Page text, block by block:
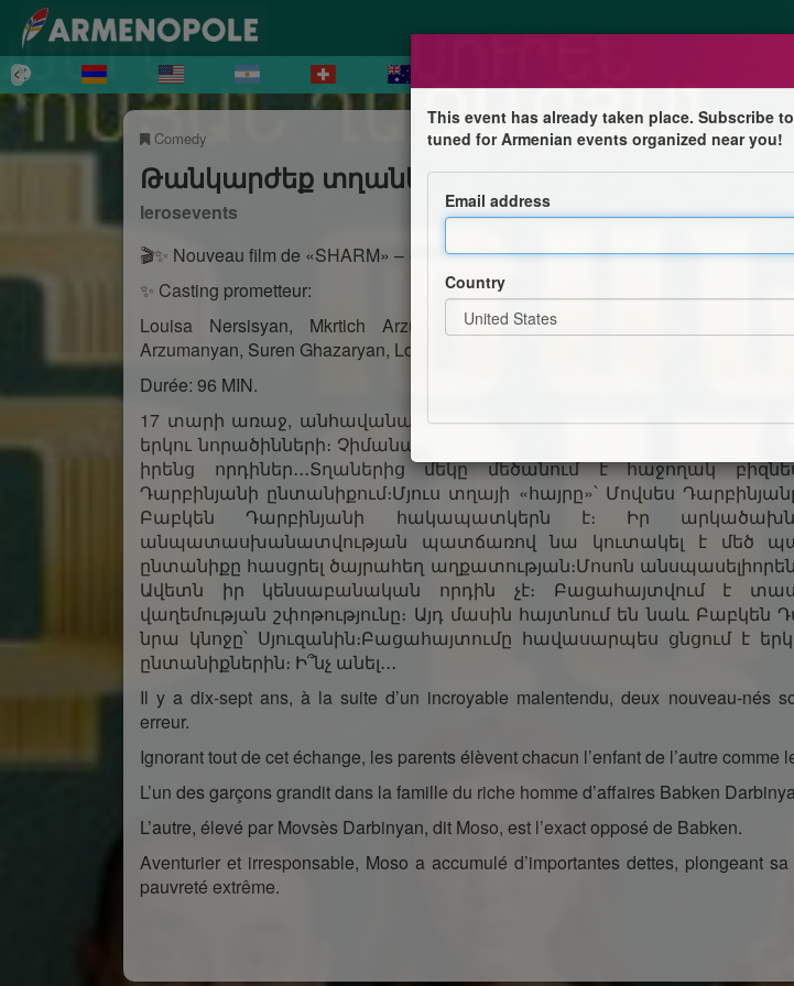
Comedy
Թանկարժեք տղաները
Ierosevents
🎬✨ Nouveau film de «SHARM» – «Les Garçons Précieux»
✨ Casting prometteur:
Louisa Nersisyan, Mkrtich Arzumanyan, Khoren Levonyan, Tamara
Arzumanyan, Suren Ghazaryan, Louisa Ghambaryan, Artashes Aleksanyan
Durée: 96 MIN.
17 տարի առաջ, անհավանական խառնաշփոթի արդյունքում,
երկու նորածինների։ Չիմանալով այդ մասին՝ ծնողները մեծացնում են
իրենց որդիներ․․․Տղաներից մեկը մեծանում է հաջողակ
Դարբինյանի ընտանիքում։Մյուս տղայի «հայրը»՝ Մովսես
Բաբկեն Դարբինյանի հակապատկերն է։ Իր
անպատասխանատվության պատճառով նա կուտակել է մեծ
ընտանիքը հասցրել ծայրահեղ աղքատության։Մոսոն
Ավետն իր կենսաբանական որդին չէ։ Բացահայտվում է
վաղեմության շփոթությունը։ Այդ մասին հայտնում են նաև Բաբկեն
նրա կնոջը՝ Սյուզանին։Բացահայտումը հավասարպես ցնցում է
ընտանիքներին։ Ի՞նչ անել․․․
Il y a dix-sept ans, à la suite d’un incroyable malentendu, deux nouveau-nés
erreur.
Ignorant tout de cet échange, les parents élèvent chacun l’enfant de l’autre comme
L’un des garçons grandit dans la famille du riche homme d’affaires Babken
L’autre, élevé par Movsès Darbinyan, dit Moso, est l’exact opposé de Babken.
Aventurier et irresponsable, Moso a accumulé d’importantes dettes, plongeant
pauvreté extrême.
This event has already taken place. Subscribe
tuned for Armenian events organized near you!
Email address
Country